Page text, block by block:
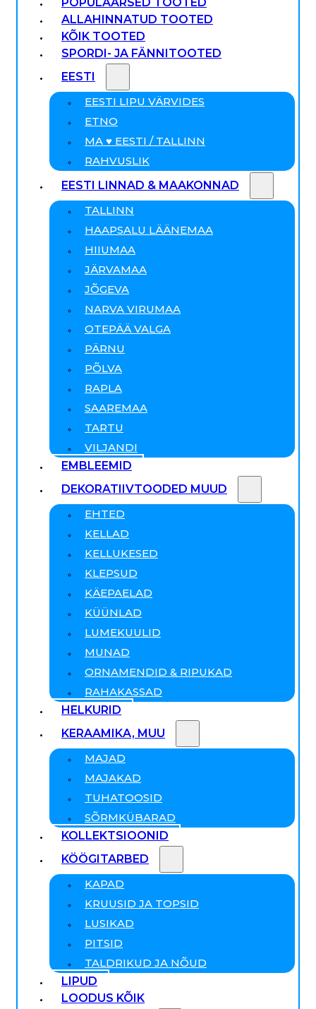
ALLAHINNATUD TOOTED
KÕIK TOOTED
SPORDI- JA FÄNNITOOTED
EESTI
EESTI LIPU VÄRVIDES
ETNO
MA ♥ EESTI / TALLINN
RAHVUSLIK
EESTI LINNAD & MAAKONNAD
TALLINN
HAAPSALU LÄÄNEMAA
HIIUMAA
JÄRVAMAA
JÕGEVA
NARVA VIRUMAA
OTEPÄÄ VALGA
PÄRNU
PÕLVA
RAPLA
SAAREMAA
TARTU
VILJANDI
EMBLEEMID
DEKORATIIVTOODED MUUD
EHTED
KELLAD
KELLUKESED
KLEPSUD
KÄEPAELAD
KÜÜNLAD
LUMEKUULID
MUNAD
ORNAMENDID & RIPUKAD
RAHAKASSAD
HELKURID
KERAAMIKA, MUU
MAJAD
MAJAKAD
TUHATOOSID
SÕRMKÜBARAD
KOLLEKTSIOONID
KÖÖGITARBED
KAPAD
KRUUSID JA TOPSID
LUSIKAD
PITSID
TALDRIKUD JA NÕUD
LIPUD
LOODUS KÕIK